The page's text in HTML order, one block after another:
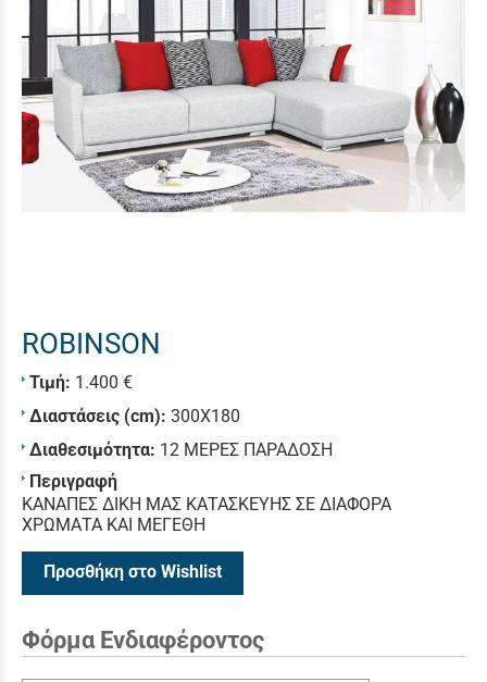
ROBINSON
Τιμή: 1.400 €
Διαστάσεις (cm): 300X180
Διαθεσιμότητα: 12 ΜΕΡΕΣ ΠΑΡΑΔΟΣΗ
Περιγραφή
KANAΠΕΣ ΔΙΚΗ ΜΑΣ ΚΑΤΑΣΚΕΥΗΣ ΣΕ ΔΙΑΦΟΡΑ
ΧΡΩΜΑΤΑ ΚΑΙ ΜΕΓΕΘΗ
Προσθήκη στο Wishlist
Φόρμα Ενδιαφέροντος